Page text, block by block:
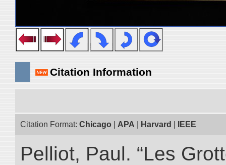
Citation Information
Citation Format: Chicago APA Harvard IEEE
Pelliot, Paul. “Les